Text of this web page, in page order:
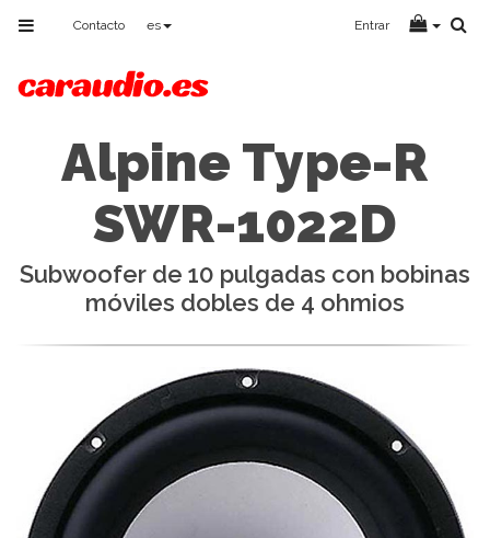
Toggle
navigation
Contacto es Entrar
Alpine Type-R
SWR-1022D
Subwoofer de 10 pulgadas con bobinas
móviles dobles de 4 ohmios